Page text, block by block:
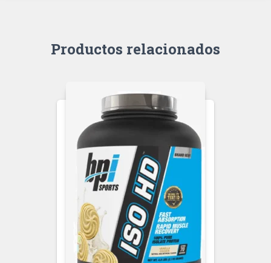
Productos relacionados